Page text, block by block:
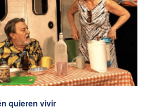
quieren vivir